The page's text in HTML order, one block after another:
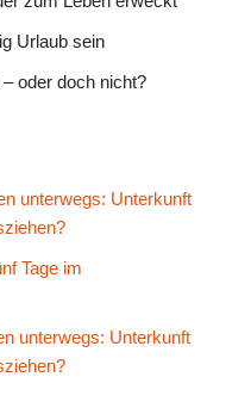
Urlaub sein
oder doch nicht?
unterwegs: Unterkunft
Tage im
unterwegs: Unterkunft